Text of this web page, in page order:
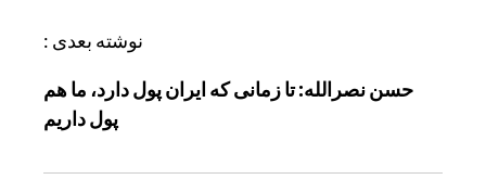
ه
نوشته بعدی :
حسن نصرالله: تا زمانی که ایران پول دارد، ما هم
پول داریم